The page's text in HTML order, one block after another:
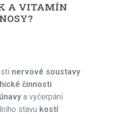
A VITAMÍN
nervové soustavy
činnosti
únavy a vyčerpání
stavu kostí